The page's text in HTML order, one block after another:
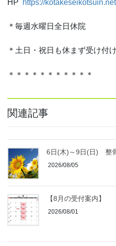
HP https://
＊毎週水曜日全日休院
＊土日・祝日も休まず受け付
＊＊＊＊＊＊＊＊＊＊＊
関連記事
6日(木)～9日(日) 整
2026/08/05
【8月の受付案内】
2026/08/01